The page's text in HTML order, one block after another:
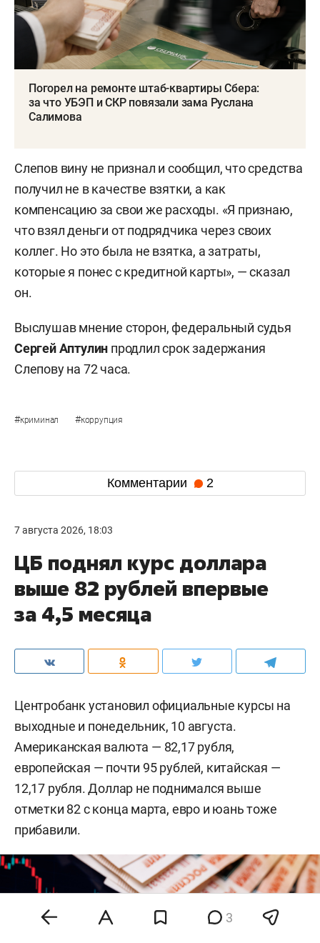
Погорел на ремонте штаб-квартиры Сбера:
за что УБЭП и СКР повязали зама Руслана
Салимова
Слепов вину не признал и сообщил, что средства
получил не в качестве взятки, а как
компенсацию за свои же расходы. «Я признаю,
что взял деньги от подрядчика через своих
коллег. Но это была не взятка, а затраты,
которые я понес с кредитной карты», — сказал
он.
Выслушав мнение сторон, федеральный судья
Сергей Аптулин продлил срок задержания
Слепову на 72 часа.
#криминал #коррупция
Комментарии 2
7 августа 2026, 18:03
ЦБ поднял курс доллара
выше 82 рублей впервые
за 4,5 месяца
Центробанк установил официальные курсы на
выходные и понедельник, 10 августа.
Американская валюта — 82,17 рубля,
европейская — почти 95 рублей, китайская —
12,17 рубля. Доллар не поднимался выше
отметки 82 с конца марта, евро и юань тоже
прибавили.
3